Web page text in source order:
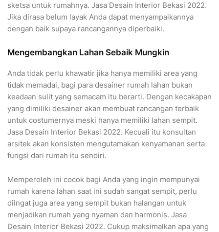
sketsa untuk rumahnya. Jasa Desain Interior Bekasi 2022.
Jika dirasa belum layak Anda dapat menyampaikannya
dengan baik supaya rancangannya diperbaiki.
Mengembangkan Lahan Sebaik Mungkin
Anda tidak perlu khawatir jika hanya memiliki area yang
tidak memadai, bagi para desainer rumah lahan bukan
keadaan sulit yang semacam itu berarti. Dengan kecakapan
yang dimiliki desainer akan membuat rancangan terbaik
untuk costumernya meski hanya memiliki lahan sempit.
Jasa Desain Interior Bekasi 2022. Kecuali itu konsultan
arsitek akan konsisten mengutamakan kenyamanan serta
fungsi dari rumah itu sendiri.
Memperoleh ini cocok bagi Anda yang ingin mempunyai
rumah karena lahan saat ini sudah sangat sempit, perlu
diingat juga area yang sempit bukan halangan untuk
menjadikan rumah yang nyaman dan harmonis. Jasa
Desain Interior Bekasi 2022. Cukup maksimalkan apa yang